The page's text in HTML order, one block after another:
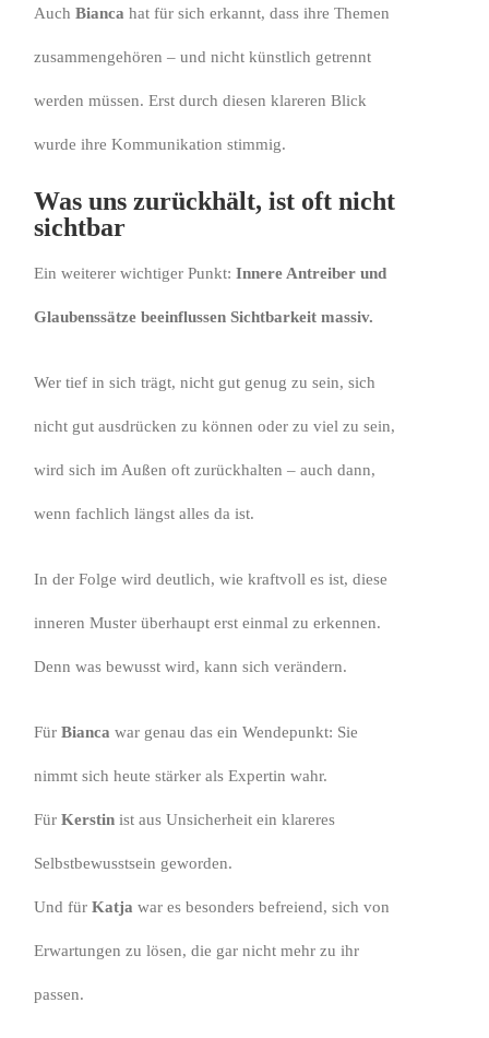
Auch Bianca hat für sich erkannt, dass ihre Themen
zusammengehören – und nicht künstlich getrennt
werden müssen. Erst durch diesen klareren Blick
wurde ihre Kommunikation stimmig.
Was uns zurückhält, ist oft nicht
sichtbar
Ein weiterer wichtiger Punkt: Innere Antreiber und
Glaubenssätze beeinflussen Sichtbarkeit massiv.
Wer tief in sich trägt, nicht gut genug zu sein, sich
nicht gut ausdrücken zu können oder zu viel zu sein,
wird sich im Außen oft zurückhalten – auch dann,
wenn fachlich längst alles da ist.
In der Folge wird deutlich, wie kraftvoll es ist, diese
inneren Muster überhaupt erst einmal zu erkennen.
Denn was bewusst wird, kann sich verändern.
Für Bianca war genau das ein Wendepunkt: Sie
nimmt sich heute stärker als Expertin wahr.
Für Kerstinist aus Unsicherheit ein klareres
Selbstbewusstsein geworden.
Und für Katja war es besonders befreiend, sich von
Erwartungen zu lösen, die gar nicht mehr zu ihr
passen.